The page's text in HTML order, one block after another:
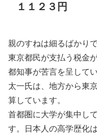
１１２３円
親のすねは細るばかり
東京都民が支払う税金
都知事が苦言を呈して
太一氏は、地方から東
算しています。
首都圏に大学が集中し
す。日本人の高学歴化